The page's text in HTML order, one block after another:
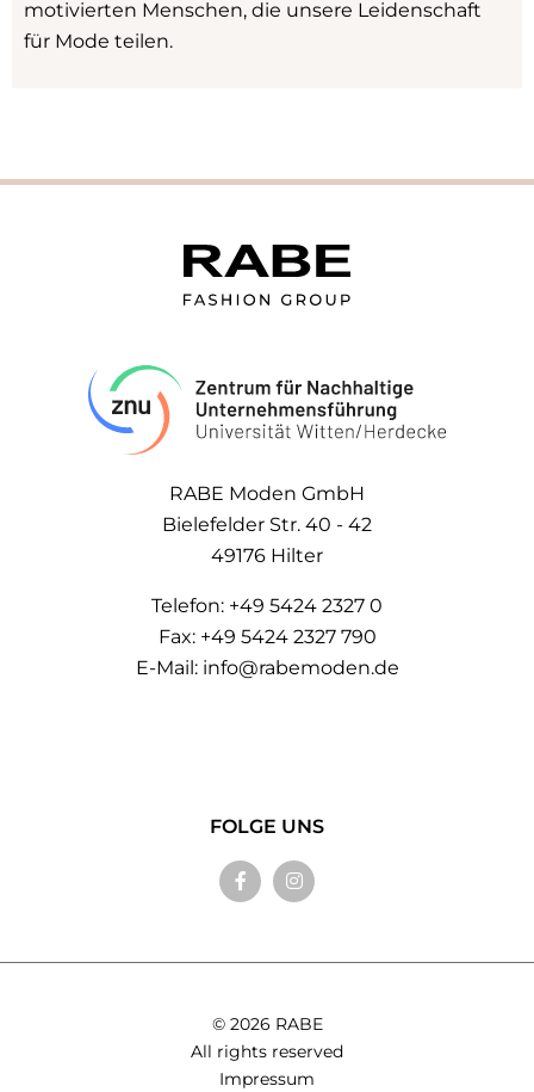
motivierten Menschen, die unsere Leidenschaft
für Mode teilen.
RABE Moden GmbH
Bielefelder Str. 40 - 42
49176 Hilter
Telefon: +49 5424 2327 0
Fax: +49 5424 2327 790
E-Mail: info@rabemoden.de
FOLGE UNS
© 2026 RABE
All rights reserved
Impressum